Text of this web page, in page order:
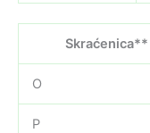
Skraćenica**
O
P